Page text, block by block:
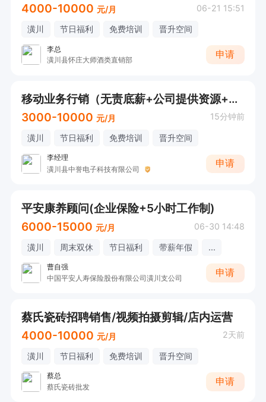
4000-10000 元/月 06-21 15:51
潢川 节日福利 免费培训 晋升空间
李总
潢川县怀庄大师酒类直销部
申请
移动业务行销（无责底薪+公司提供资源+晋升空间）
3000-10000 元/月 15分钟前
潢川 节日福利 免费培训 晋升空间
李经理
潢川县中誉电子科技有限公司
申请
平安康养顾问(企业保险+5小时工作制)
6000-15000 元/月 06-30 14:48
潢川 周末双休 节日福利 带薪年假 ...
曹自强
中国平安人寿保险股份有限公司潢川支公司
申请
蔡氏瓷砖招聘销售/视频拍摄剪辑/店内运营
4000-10000 元/月 2天前
潢川 节日福利 免费培训 晋升空间
蔡总
蔡氏瓷砖批发
申请